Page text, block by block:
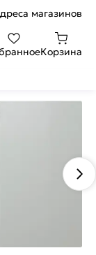
магазинов
Корзина